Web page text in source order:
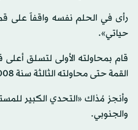
رأى في الحلم نفسه واقفاً على
حياتي».
قام بمحاولته الأولى لتسلق
القمة حتى محاولته الثالثة سنة 2008.
وأنجز مُذاك «التحدي الكبير
والجنوبي.